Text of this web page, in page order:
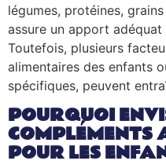
légumes, protéines,
assure un apport
Toutefois, plusieurs
alimentaires des enfants
spécifiques, peuvent
POURQUOI
COMPLÉMENTS
POUR LES